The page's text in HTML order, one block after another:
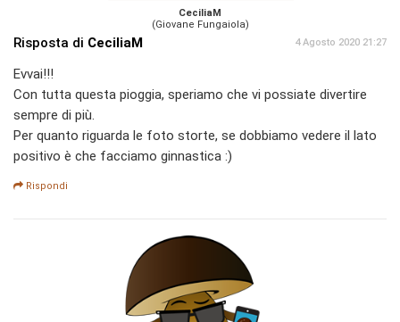
CeciliaM
(Giovane Fungaiola)
Risposta di CeciliaM 4 Agosto 2020 21:27
Evvai!!!
Con tutta questa pioggia, speriamo che vi possiate divertire
sempre di più.
Per quanto riguarda le foto storte, se dobbiamo vedere il lato
positivo è che facciamo ginnastica :)
Rispondi